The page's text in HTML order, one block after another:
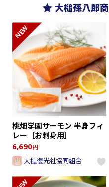
大槌孫八郎
NEW
桃畑学園サーモン 半身フィ
レー［お刺身用］
6,690円
大槌復光社協同組合